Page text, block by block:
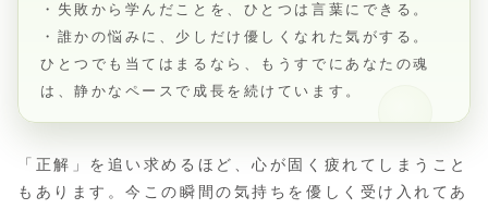
・失敗から学んだことを、ひとつは言葉にできる。
・誰かの悩みに、少しだけ優しくなれた気がする。
ひとつでも当てはまるなら、もうすでにあなたの魂
は、静かなペースで成長を続けています。
「正解」を追い求めるほど、心が固く疲れてしまうこと
もあります。今この瞬間の気持ちを優しく受け入れてあ